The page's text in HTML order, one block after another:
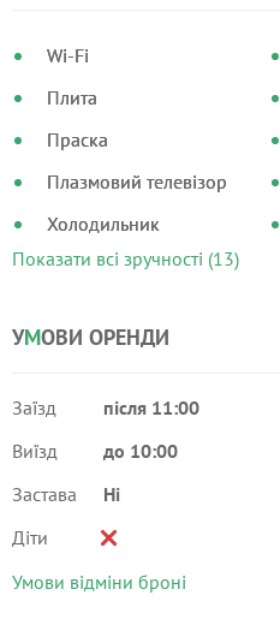
Wi-Fi
Плита
Праска
Плазмовий телевізор
Холодильник
Показати всі зручності (13)
УМОВИ ОРЕНДИ
Заїзд
після 11:00
Виїзд
до 10:00
Застава
Ні
Діти
Умови відміни броні